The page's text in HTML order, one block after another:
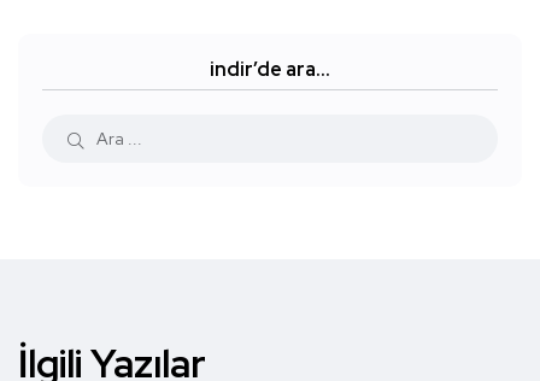
indir’de ara…
İlgili Yazılar